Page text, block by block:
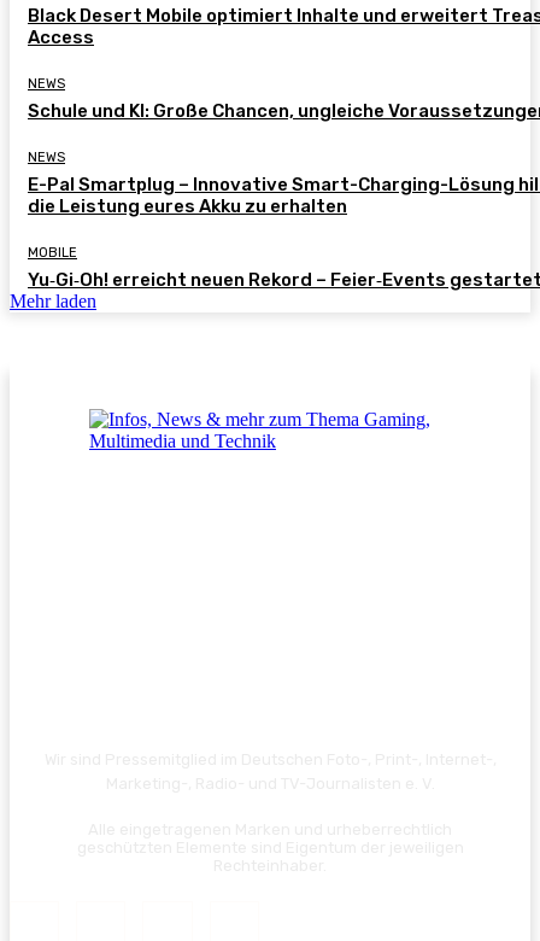
Black Desert Mobile optimiert Inhalte und erweitert
Access
NEWS
Schule und KI: Große Chancen, ungleiche
NEWS
E-Pal Smartplug – Innovative Smart-Charging-Lösung
die Leistung eures Akku zu erhalten
MOBILE
Yu‑Gi‑Oh! erreicht neuen Rekord – Feier‑Events
Mehr laden